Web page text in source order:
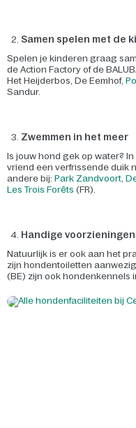
Samen spelen met de
Spelen je kinderen graag
de Action Factory of de
Het Heijderbos, De Eemhof,
Sandur.
Zwemmen in het meer
Is jouw hond gek op water?
vriend een verfrissende duik
andere bij: Park Zandvoort,
Les Trois Forêts (FR).
Handige voorzieningen
Natuurlijk is er ook aan het
zijn hondentoiletten
(BE) zijn ook hondenkennels